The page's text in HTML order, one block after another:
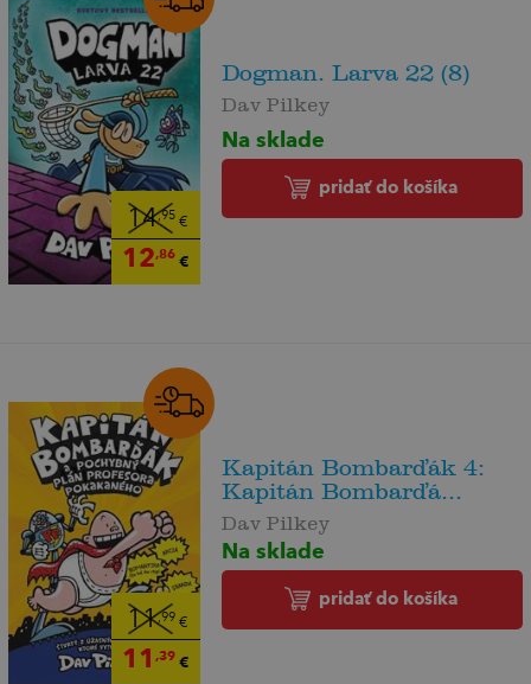
14,95€
12,86€
Dogman. Larva 22 (8)
Dav Pilkey
Na sklade
pridať do košíka
11,99 €
11 ,39€
Kapitán Bombarďák 4:
Kapitán Bombarďá...
Dav Pilkey
Na sklade
pridať do košíka